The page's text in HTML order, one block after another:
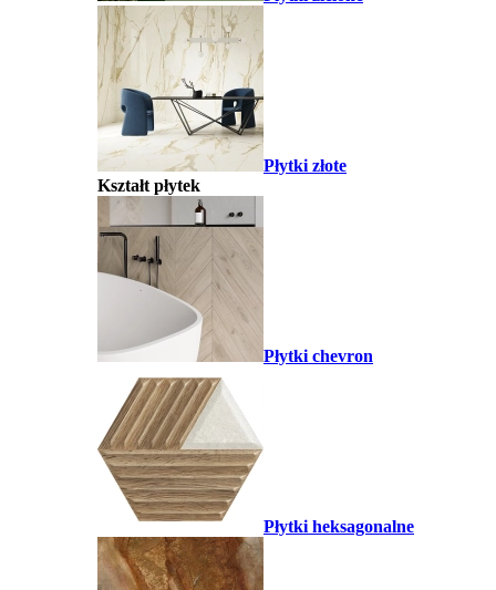
Płytki złote
Kształt płytek
Płytki chevron
Płytki heksagonalne